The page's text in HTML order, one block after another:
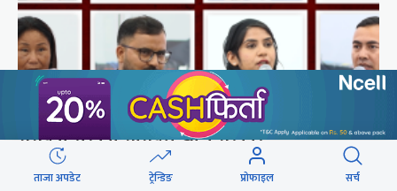
संसद्‍मा रास्वपा सांसदले खोजे सरकार
ताजा अपडेट ट्रेन्डिङ प्रोफाइल सर्च